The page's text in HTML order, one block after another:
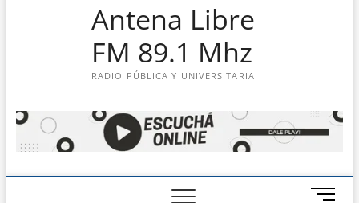
Antena Libre
FM 89.1 Mhz
RADIO PÚBLICA Y UNIVERSITARIA
B